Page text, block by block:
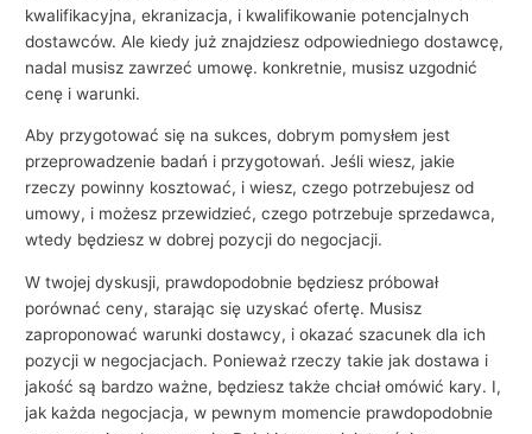
kwalifikacyjna, ekranizacja, i kwalifikowanie potencjalnych
dostawców. Ale kiedy już znajdziesz odpowiedniego dostawcę,
nadal musisz zawrzeć umowę. konkretnie, musisz uzgodnić
cenę i warunki.
Aby przygotować się na sukces, dobrym pomysłem jest
przeprowadzenie badań i przygotowań. Jeśli wiesz, jakie
rzeczy powinny kosztować, i wiesz, czego potrzebujesz od
umowy, i możesz przewidzieć, czego potrzebuje sprzedawca,
wtedy będziesz w dobrej pozycji do negocjacji.
W twojej dyskusji, prawdopodobnie będziesz próbował
porównać ceny, starając się uzyskać ofertę. Musisz
zaproponować warunki dostawcy, i okazać szacunek dla ich
pozycji w negocjacjach. Ponieważ rzeczy takie jak dostawa i
jakość są bardzo ważne, będziesz także chciał omówić kary. I,
jak każda negocjacja, w pewnym momencie prawdopodobnie